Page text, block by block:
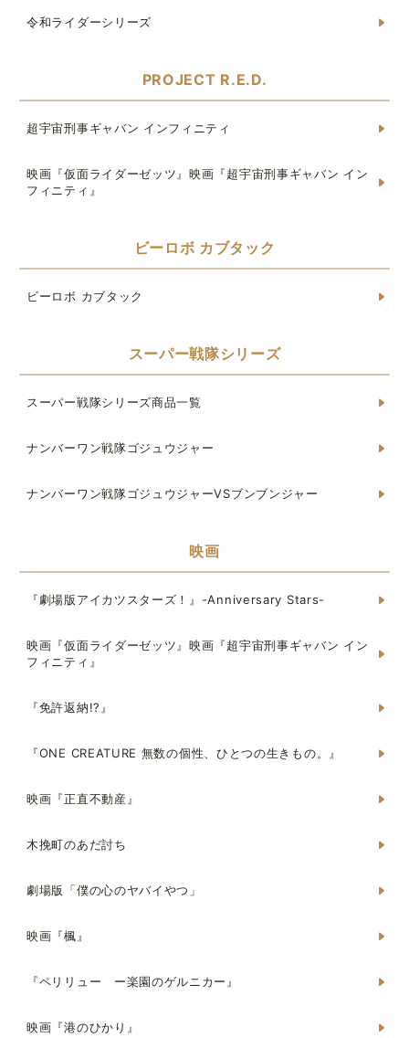
令和ライダーシリーズ
PROJECT R.E.D.
超宇宙刑事ギャバン インフィニティ
映画『仮面ライダーゼッツ』映画『超宇宙刑事ギャバン イン
フィニティ』
ビーロボ カブタック
ビーロボ カブタック
スーパー戦隊シリーズ
スーパー戦隊シリーズ商品一覧
ナンバーワン戦隊ゴジュウジャー
ナンバーワン戦隊ゴジュウジャーVSブンブンジャー
映画
『劇場版アイカツスターズ！』-Anniversary Stars-
映画『仮面ライダーゼッツ』映画『超宇宙刑事ギャバン イン
フィニティ』
『免許返納!?』
『ONE CREATURE 無数の個性、ひとつの生きもの。』
映画『正直不動産』
木挽町のあだ討ち
劇場版「僕の心のヤバイやつ」
映画『楓』
『ペリリュー ー楽園のゲルニカー』
映画『港のひかり』